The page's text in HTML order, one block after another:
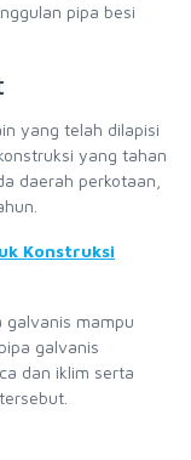
pipa besi
yang telah dilapisi
yang tahan
daerah perkotaan,
Konstruksi
galvanis mampu
galvanis
dan iklim serta